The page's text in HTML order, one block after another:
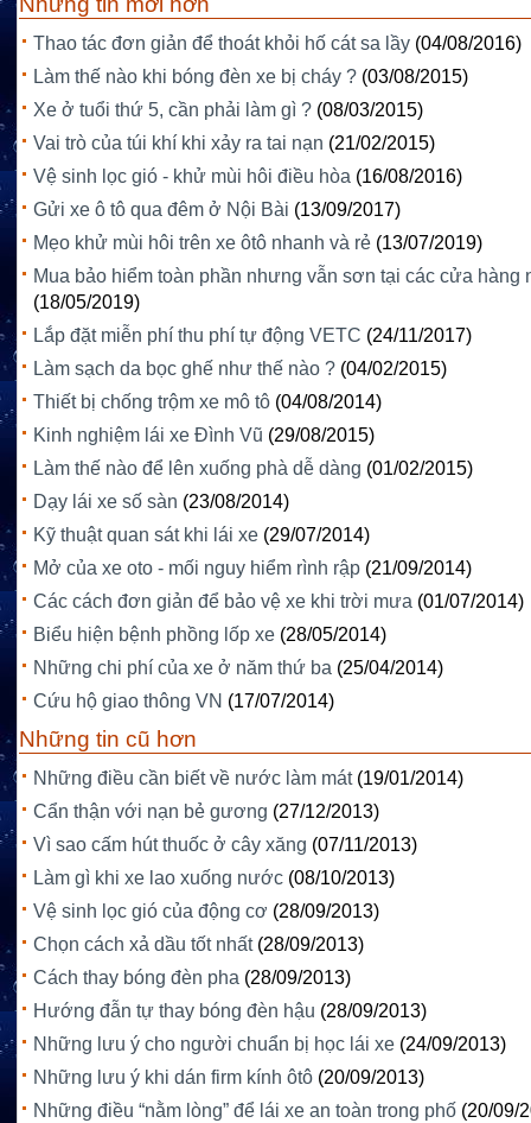
Thao tác đơn giản để thoát khỏi hố cát sa lầy (04/08/2016)
Làm thế nào khi bóng đèn xe bị cháy ? (03/08/2015)
Xe ở tuổi thứ 5, cần phải làm gì ? (08/03/2015)
Vai trò của túi khí khi xảy ra tai nạn (21/02/2015)
Vệ sinh lọc gió - khử mùi hôi điều hòa (16/08/2016)
Gửi xe ô tô qua đêm ở Nội Bài (13/09/2017)
Mẹo khử mùi hôi trên xe ôtô nhanh và rẻ (13/07/2019)
Mua bảo hiểm toàn phần nhưng vẫn sơn tại các cửa hàng
(18/05/2019)
Lắp đặt miễn phí thu phí tự động VETC (24/11/2017)
Làm sạch da bọc ghế như thế nào ? (04/02/2015)
Thiết bị chống trộm xe mô tô (04/08/2014)
Kinh nghiệm lái xe Đình Vũ (29/08/2015)
Làm thế nào để lên xuống phà dễ dàng (01/02/2015)
Dạy lái xe số sàn (23/08/2014)
Kỹ thuật quan sát khi lái xe (29/07/2014)
Mở của xe oto - mối nguy hiểm rình rập (21/09/2014)
Các cách đơn giản để bảo vệ xe khi trời mưa (01/07/2014)
Biểu hiện bệnh phồng lốp xe (28/05/2014)
Những chi phí của xe ở năm thứ ba (25/04/2014)
Cứu hộ giao thông VN (17/07/2014)
Những tin cũ hơn
Những điều cần biết về nước làm mát (19/01/2014)
Cẩn thận với nạn bẻ gương (27/12/2013)
Vì sao cấm hút thuốc ở cây xăng (07/11/2013)
Làm gì khi xe lao xuống nước (08/10/2013)
Vệ sinh lọc gió của động cơ (28/09/2013)
Chọn cách xả dầu tốt nhất (28/09/2013)
Cách thay bóng đèn pha (28/09/2013)
Hướng đẫn tự thay bóng đèn hậu (28/09/2013)
Những lưu ý cho người chuẩn bị học lái xe (24/09/2013)
Những lưu ý khi dán firm kính ôtô (20/09/2013)
Những điều “nằm lòng” để lái xe an toàn trong phố (20/09/